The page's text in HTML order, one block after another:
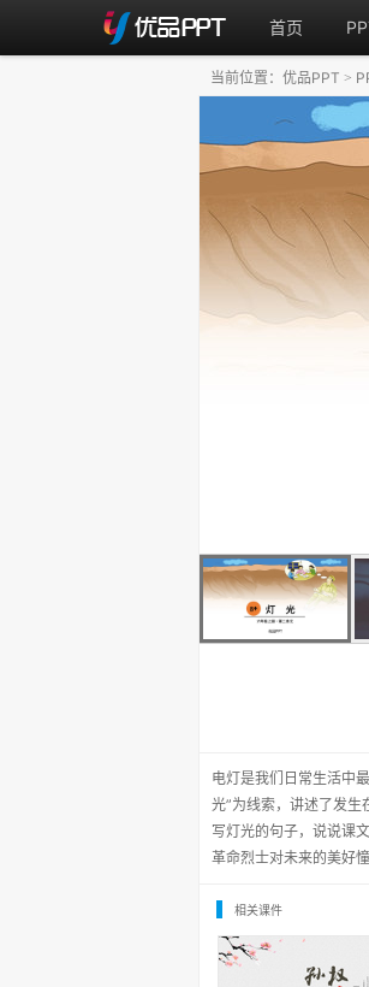
首页
电灯是我们日常生活中
光”为线索，讲述了发
写灯光的句子，说说课
革命烈士对未来的美好
当前位置： 优品PPT >
相关课件